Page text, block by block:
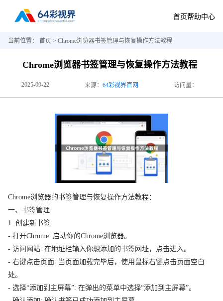
首页帮助中心
当前位置： 首页 > Chrome浏览器书签管理与恢复操作方法教程
Chrome浏览器书签管理与恢复操作方法教程
2025-09-22 来源： 64彩视界官网 访问量：
Chrome浏览器的书签管理与恢复操作方法教程：
一、书签管理
1. 创建新书签
- 打开Chrome: 启动你的Chrome浏览器。
- 访问网站: 在地址栏输入你想添加的书签网址，点击进入。
- 右键点击页面: 当页面加载完毕后，使用鼠标右键点击页面空白
处。
- 选择“添加到主屏幕”: 在弹出的菜单中选择“添加到主屏幕”。